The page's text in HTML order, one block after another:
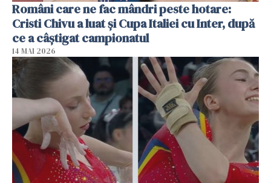
Români care ne fac mândri peste hotare:
Cristi Chivu a luat și Cupa Italiei cu Inter, după
ce a câștigat campionatul
14 MAI 2026